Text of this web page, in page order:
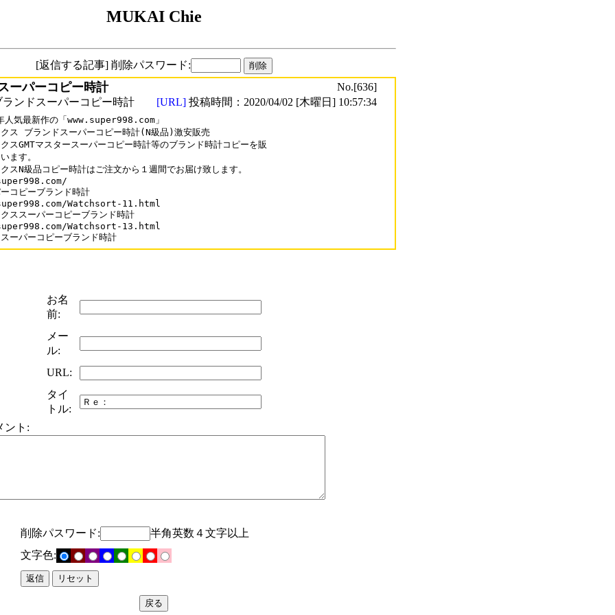
MUKAI Chie
[返信する記事] 削除パスワード:
ーパーコピー時計
No.[636]
ンドスーパーコピー時計
[URL] 投稿時間：2020/04/02 [木曜日] 10:57:34
人気最新作の「www.super998.com」
ス ブランドスーパーコピー時計(N級品)激安販売
スGMTマスタースーパーコピー時計等のブランド時計コピーを販
ます。
スN級品コピー時計はご注文から１週間でお届け致します。
コピーブランド時計
Watchsort-11.html
ススーパーコピーブランド時計
Watchsort-13.html
ーパーコピーブランド時計
お名
前:
メー
ル:
URL:
タイ
トル:
ント:
削除パスワード:
半角英数４文字以上
文字色: